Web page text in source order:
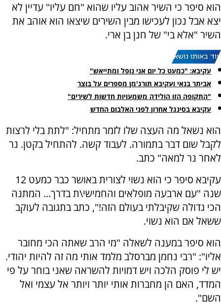
הוא סיפר כי השיר אהוב עליו שהוא "חם עליו" עדיין לא
יצא אבל נכון לעכישו מבין השירים שיצאו הוא אוהב את
השיר "אלא בי" של חנן בן ארי.
עוד באותו נושא:
עקיבא: "כמעט כל יום אני נופל ומתייאש"
אביתר בנאי ועקיבא תורג'מן מספרים על בוצר
"התקופה הזו הולידה משמעויות חדשות לשירים"
עקיבא בסינגל אחרון לפני האלבום החדש
הוא נשאל מה העצה שלו לזמר מתחיל: "לתת בלי לרצות
לקבל שום דבר בתמורה. לעבוד קשה. להתחיל בקטן. נר
לאחר נר למאה" כתב.
עקיבא סיפר כי הוא נשוי לצורית באושר כבר כמעט 12
שנה "עם ארבעה מופלאים והחמישי\ת בדרך... המתנה
הכי גדולה שקיבלתי בעולם הזה!", כתב בתגובה לעוקב
ששאל אם הוא נשוי.
הוא סיפר במענה לשאלה "מי הרב שאתה הכי מחובר
אליו": "רבי נחמן מברסלב מלמד אותי מה זה להיות יהודי.
יש לי פוסק הלכה ויש דמויות להשראה שאני בוחר על פי
המדד, האם הן מחברות אותי יותר ויותר אל עצמי ואל
השם".